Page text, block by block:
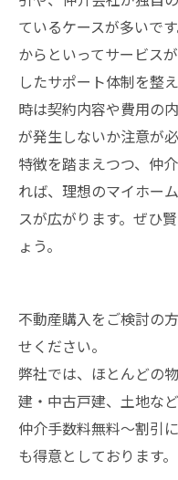
ているケースが多いで
からといってサービス
したサポート体制を整
時は契約内容や費用の
が発生しないか注意が
特徴を踏まえつつ、仲
れば、理想のマイホー
スが広がります。ぜひ
ょう。
不動産購入をご検討の
せください。
弊社では、ほとんどの
建・中古戸建、土地など
仲介手数料無料～割引
も得意としております。